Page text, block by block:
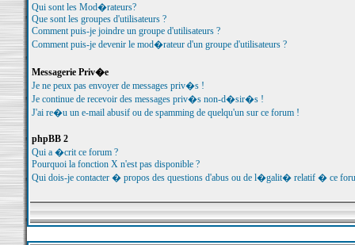
Qui sont les Mod�rateurs?
Que sont les groupes d'utilisateurs ?
Comment puis-je joindre un groupe d'utilisateurs ?
Comment puis-je devenir le mod�rateur d'un groupe d'utilisateurs ?
Messagerie Priv�e
Je ne peux pas envoyer de messages priv�s !
Je continue de recevoir des messages priv�s non-d�sir�s !
J'ai re�u un e-mail abusif ou de spamming de quelqu'un sur ce forum !
phpBB 2
Qui a �crit ce forum ?
Pourquoi la fonction X n'est pas disponible ?
Qui dois-je contacter � propos des questions d'abus ou de l�galit� relatif � ce